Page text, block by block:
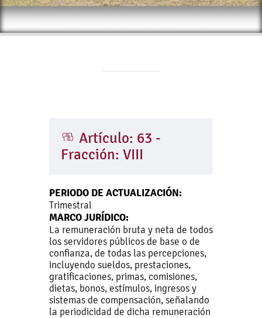
Artículo: 63 -
Fracción: VIII
PERIODO DE ACTUALIZACIÓN:
Trimestral
MARCO JURÍDICO:
La remuneración bruta y neta de todos
los servidores públicos de base o de
confianza, de todas las percepciones,
incluyendo sueldos, prestaciones,
gratificaciones, primas, comisiones,
dietas, bonos, estímulos, ingresos y
sistemas de compensación, señalando
la periodicidad de dicha remuneración